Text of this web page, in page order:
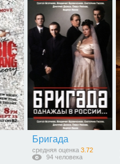
Бригада
средняя оценка 3.72
94 человека